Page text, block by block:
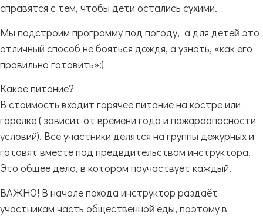
справятся с тем, чтобы дети остались сухими.
Мы подстроим программу под погоду, а для детей это
отличный способ не бояться дождя, а узнать, «как его
правильно готовить»:)
Какое питание?
В стоимость входит горячее питание на костре или
горелке ( зависит от времени года и пожароопасности
условий). Все участники делятся на группы дежурных и
готовят вместе под предвдительством инструктора.
Это общее дело, в котором поучаствует каждый.
ВАЖНО! В начале похода инструктор раздаёт
участникам часть общественной еды, поэтому в